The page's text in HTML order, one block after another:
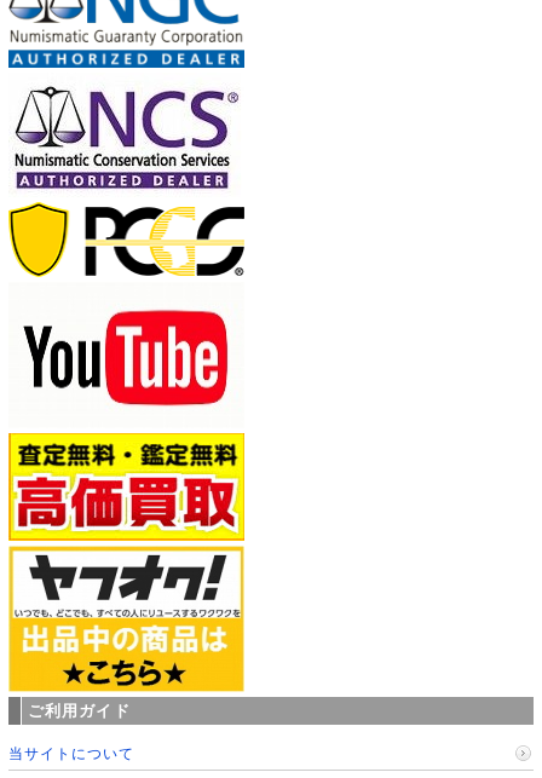
ご利用ガイド
当サイトについて